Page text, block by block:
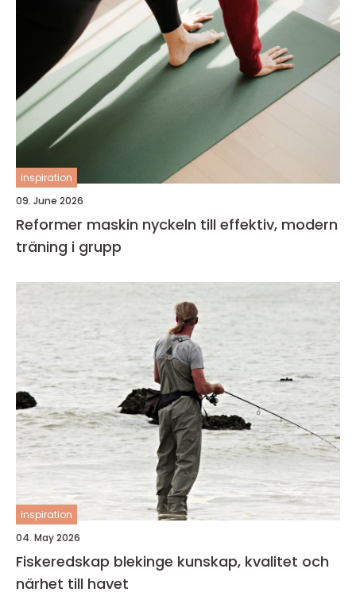
inspiration
09. June 2026
Reformer maskin nyckeln till effektiv, modern
träning i grupp
inspiration
04. May 2026
Fiskeredskap blekinge kunskap, kvalitet och
närhet till havet